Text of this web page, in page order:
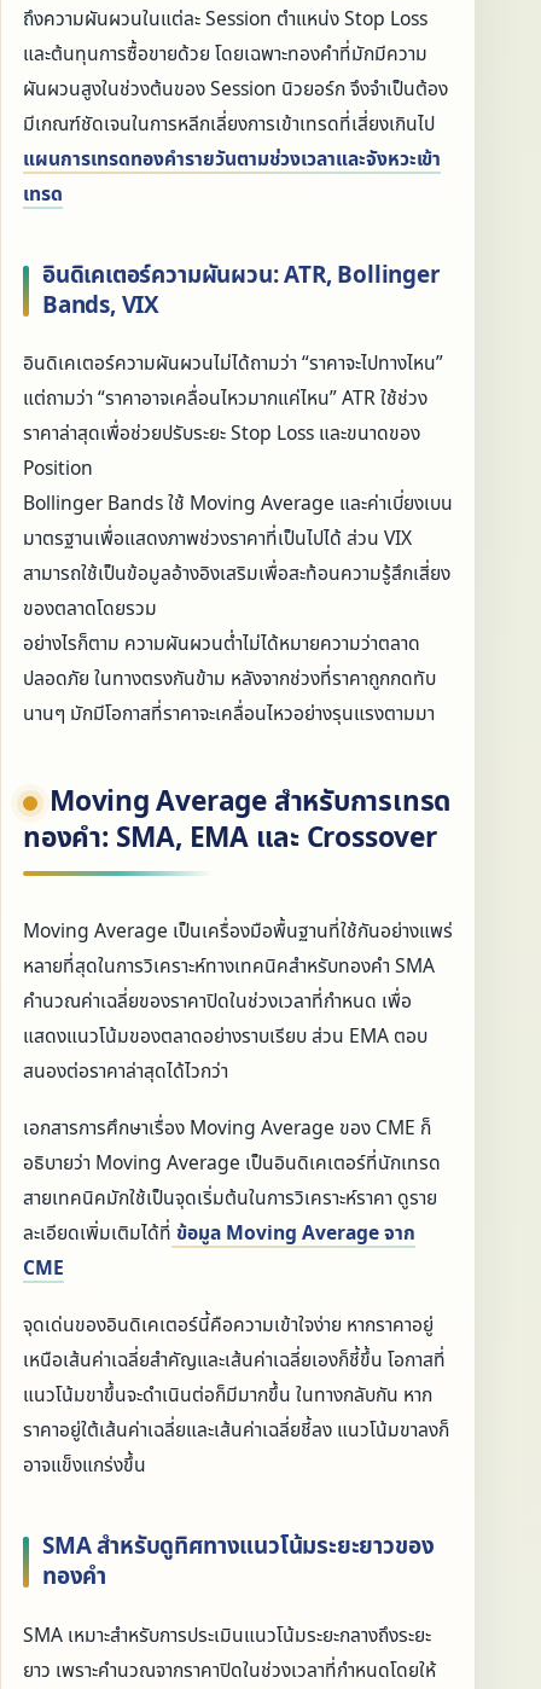
ถึงความผันผวนในแต่ละ Session ตำแหน่ง Stop Loss
และต้นทุนการซื้อขายด้วย โดยเฉพาะทองคำที่มักมีความ
ผันผวนสูงในช่วงต้นของ Session นิวยอร์ก จึงจำเป็นต้อง
มีเกณฑ์ชัดเจนในการหลีกเลี่ยงการเข้าเทรดที่เสี่ยงเกินไป
แผนการเทรดทองคำรายวันตามช่วงเวลาและจังหวะเข้า
เทรด
อินดิเคเตอร์ความผันผวน: ATR, Bollinger
Bands, VIX
อินดิเคเตอร์ความผันผวนไม่ได้ถามว่า “ราคาจะไปทางไหน”
แต่ถามว่า “ราคาอาจเคลื่อนไหวมากแค่ไหน” ATR ใช้ช่วง
ราคาล่าสุดเพื่อช่วยปรับระยะ Stop Loss และขนาดของ
Position
Bollinger Bands ใช้ Moving Average และค่าเบี่ยงเบน
มาตรฐานเพื่อแสดงภาพช่วงราคาที่เป็นไปได้ ส่วน VIX
สามารถใช้เป็นข้อมูลอ้างอิงเสริมเพื่อสะท้อนความรู้สึกเสี่ยง
ของตลาดโดยรวม
อย่างไรก็ตาม ความผันผวนต่ำไม่ได้หมายความว่าตลาด
ปลอดภัย ในทางตรงกันข้าม หลังจากช่วงที่ราคาถูกกดทับ
นานๆ มักมีโอกาสที่ราคาจะเคลื่อนไหวอย่างรุนแรงตามมา
Moving Average สำหรับการเทรด
ทองคำ: SMA, EMA และ Crossover
Moving Average เป็นเครื่องมือพื้นฐานที่ใช้กันอย่างแพร่
หลายที่สุดในการวิเคราะห์ทางเทคนิคสำหรับทองคำ SMA
คำนวณค่าเฉลี่ยของราคาปิดในช่วงเวลาที่กำหนด เพื่อ
แสดงแนวโน้มของตลาดอย่างราบเรียบ ส่วน EMA ตอบ
สนองต่อราคาล่าสุดได้ไวกว่า
เอกสารการศึกษาเรื่อง Moving Average ของ CME ก็
อธิบายว่า Moving Average เป็นอินดิเคเตอร์ที่นักเทรด
สายเทคนิคมักใช้เป็นจุดเริ่มต้นในการวิเคราะห์ราคา ดูราย
ละเอียดเพิ่มเติมได้ที่ ข้อมูล Moving Average จาก
CME
จุดเด่นของอินดิเคเตอร์นี้คือความเข้าใจง่าย หากราคาอยู่
เหนือเส้นค่าเฉลี่ยสำคัญและเส้นค่าเฉลี่ยเองก็ชี้ขึ้น โอกาสที่
แนวโน้มขาขึ้นจะดำเนินต่อก็มีมากขึ้น ในทางกลับกัน หาก
ราคาอยู่ใต้เส้นค่าเฉลี่ยและเส้นค่าเฉลี่ยชี้ลง แนวโน้มขาลงก็
อาจแข็งแกร่งขึ้น
SMA สำหรับดูทิศทางแนวโน้มระยะยาวของ
ทองคำ
SMA เหมาะสำหรับการประเมินแนวโน้มระยะกลางถึงระยะ
ยาว เพราะคำนวณจากราคาปิดในช่วงเวลาที่กำหนดโดยให้